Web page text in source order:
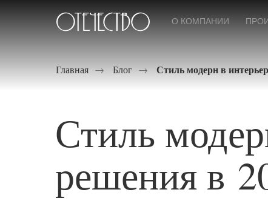
О КОМПАНИИ
Главная → Блог → Стиль модерн в
Стиль
решения в